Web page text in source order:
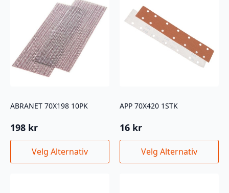
ABRANET 70X198 10PK
198 kr
Velg Alternativ
Dette
produktet
APP 70X420 1STK
16 kr
Velg Alternativ
Dette
produktet